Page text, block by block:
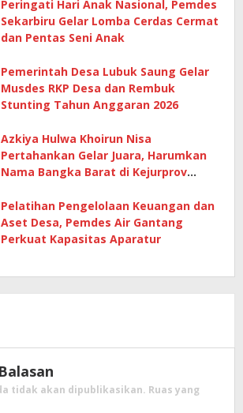
Peringati Hari Anak Nasional, Pemdes
Sekarbiru Gelar Lomba Cerdas Cermat
dan Pentas Seni Anak
Pemerintah Desa Lubuk Saung Gelar
Musdes RKP Desa dan Rembuk
Stunting Tahun Anggaran 2026
Azkiya Hulwa Khoirun Nisa
Pertahankan Gelar Juara, Harumkan
Nama Bangka Barat di Kejurprov
Pelatihan Pengelolaan Keuangan dan
Aset Desa, Pemdes Air Gantang
Perkuat Kapasitas Aparatur
tidak akan dipublikasikan. Ruas yang